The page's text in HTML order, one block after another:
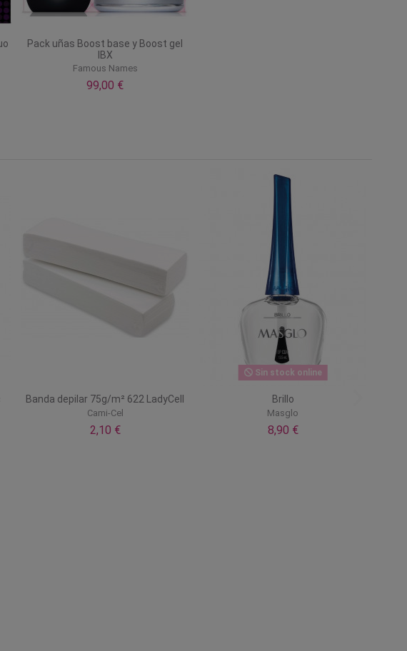
Pack uñas Boost base y Boost gel
IBX
Famous Names
99,00 €
Banda depilar 75g/m² 622 LadyCell
Cami-Cel
2,10 €
Sin stock online
Brillo
Masglo
8,90 €